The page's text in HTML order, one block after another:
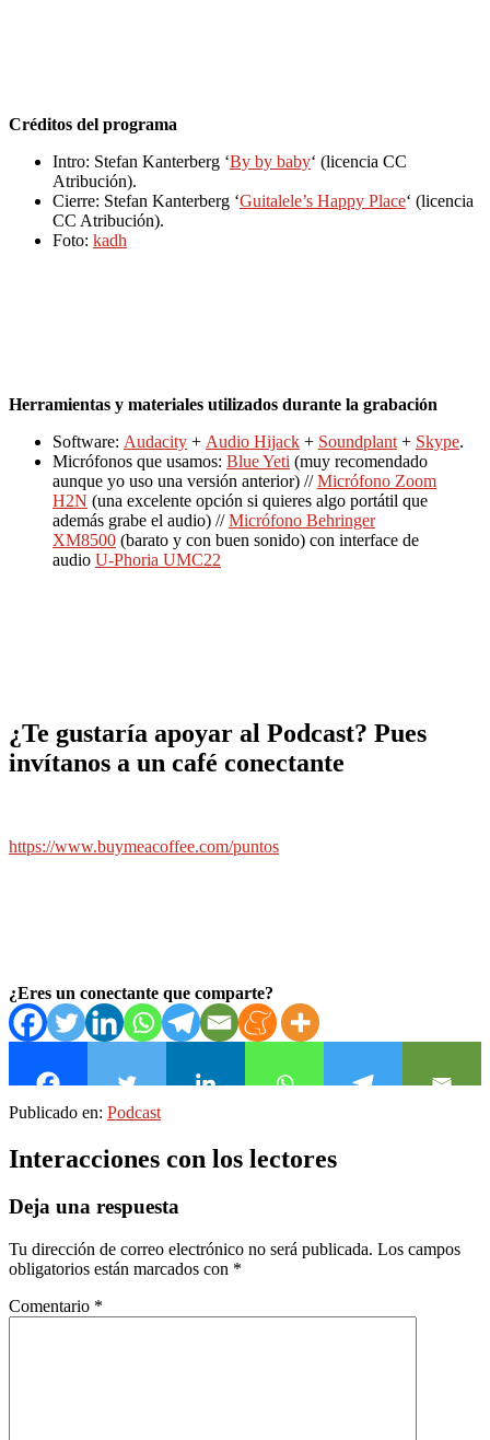
Créditos del programa
Intro: Stefan Kanterberg ‘By by baby‘ (licencia CC
Atribución).
Cierre: Stefan Kanterberg ‘Guitalele’s Happy Place‘ (licencia
CC Atribución).
Foto: kadh
Herramientas y materiales utilizados durante la grabación
Software: Audacity + Audio Hijack + Soundplant + Skype.
Micrófonos que usamos: Blue Yeti (muy recomendado
aunque yo uso una versión anterior) //Micrófono Zoom
H2N (una excelente opción si quieres algo portátil que
además grabe el audio) //Micrófono Behringer
XM8500 (barato y con buen sonido) con interface de
audio U-Phoria UMC22
¿Te gustaría apoyar al Podcast? Pues
invítanos a un café conectante
https://www.buymeacoffee.com/puntos
¿Eres un conectante que comparte?
Publicado en: Podcast
Interacciones con los lectores
Deja una respuesta
Tu dirección de correo electrónico no será publicada. Los campos
obligatorios están marcados con *
Comentario *